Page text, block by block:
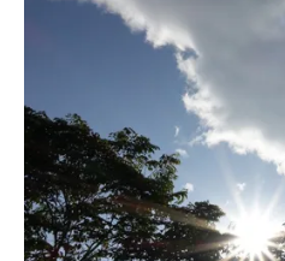
導）豐原木材廠擬改建大型
即開工台中豐原翁社里一座木
置容量上看100MW的大型儲
櫃，引發在地居民反彈。25
開發商盛日儲能科技沒有向經
始動工，涉嫌違反《電業法》
署要求回應外，下午再前往盛
話。對此能源署解釋，《電業